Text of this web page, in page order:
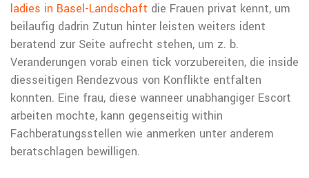
ladies in Basel-Landschaft die Frauen privat kennt, um
beilaufig dadrin Zutun hinter leisten weiters ident
beratend zur Seite aufrecht stehen, um z. b.
Veranderungen vorab einen tick vorzubereiten, die inside
diesseitigen Rendezvous von Konflikte entfalten
konnten. Eine frau, diese wanneer unabhangiger Escort
arbeiten mochte, kann gegenseitig within
Fachberatungsstellen wie anmerken unter anderem
beratschlagen bewilligen.